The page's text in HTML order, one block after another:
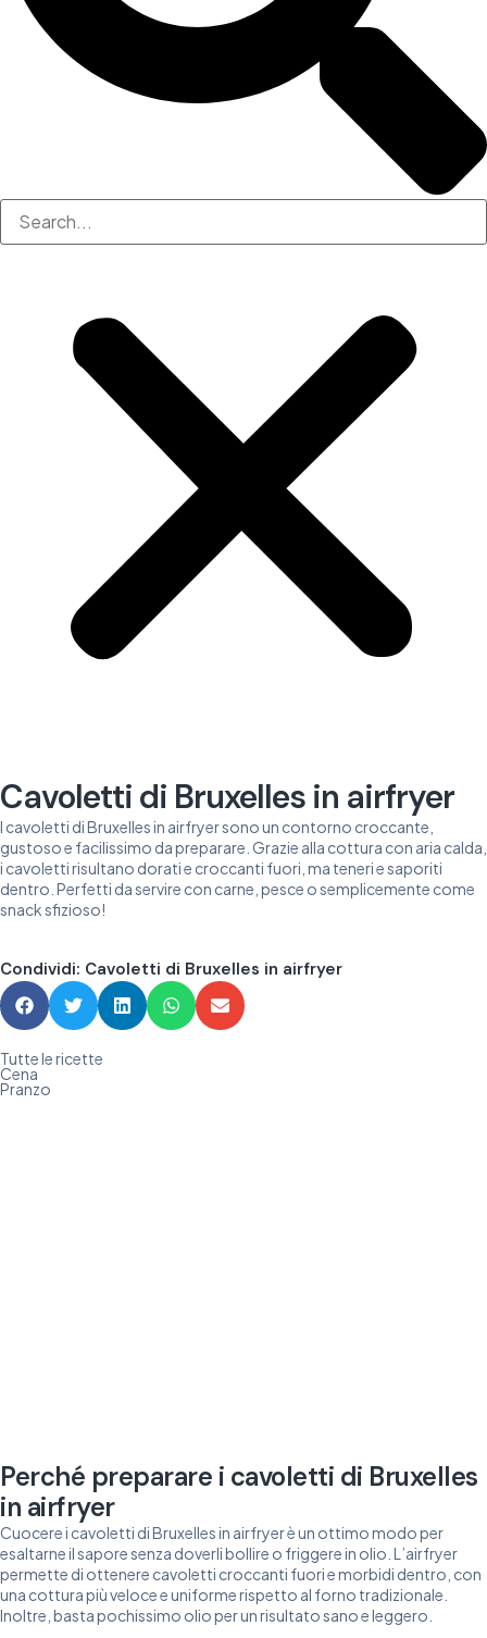
Cavoletti di Bruxelles in airfryer
I cavoletti di Bruxelles in airfryer sono un contorno croccante,
gustoso e facilissimo da preparare. Grazie alla cottura con aria calda,
i cavoletti risultano dorati e croccanti fuori, ma teneri e saporiti
dentro. Perfetti da servire con carne, pesce o semplicemente come
snack sfizioso!
Condividi: Cavoletti di Bruxelles in airfryer
Tutte le ricette
Cena
Pranzo
Perché preparare i cavoletti di Bruxelles
in airfryer
Cuocere i cavoletti di Bruxelles in airfryer è un ottimo modo per
esaltarne il sapore senza doverli bollire o friggere in olio. L’airfryer
permette di ottenere cavoletti croccanti fuori e morbidi dentro, con
una cottura più veloce e uniforme rispetto al forno tradizionale.
Inoltre, basta pochissimo olio per un risultato sano e leggero.